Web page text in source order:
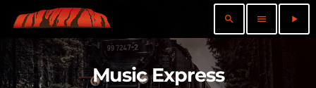
search menu play_arrow
Music Express